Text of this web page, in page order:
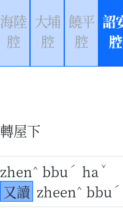
海陸
腔
大埔
腔
饒平
腔
詔
腔
轉屋下
zhen^ bbu ˊ ha ˇ
又讀 zheen^ bbu ˊ